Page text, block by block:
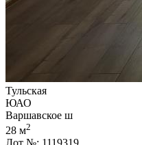
Тульская
ЮАО
Варшавское ш
28 м2